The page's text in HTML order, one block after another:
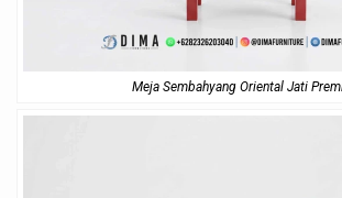
Meja Sembahyang Oriental Jati